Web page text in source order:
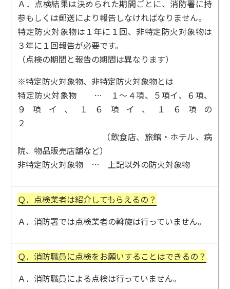
Ａ．点検結果は決められた期間ごとに、消防署に持
参もしくは郵送により報告しなければなりません。
特定防火対象物は１年に１回、非特定防火対象物は
３年に１回報告が必要です。
（点検の期間と報告の期間は異なります）
※特定防火対象物、非特定防火対象物とは
特定防火対象物 … １～４項、５項イ、６項、
９項イ、１６項イ、１６項の
２
（飲食店、旅館・ホテル、病
院、物品販売店舗など）
非特定防火対象物 … 上記以外の防火対象物
Ｑ．点検業者は紹介してもらえるの？
Ａ．消防署では点検業者の斡旋は行っていません。
Ｑ．消防職員に点検をお願いすることはできるの？
Ａ．消防職員による点検は行っていません。